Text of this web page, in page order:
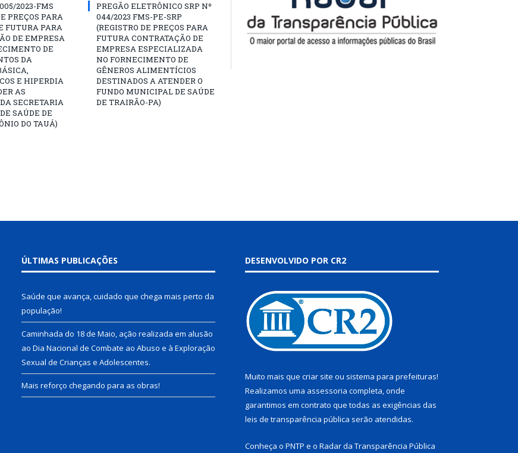
2023-FMS
PREÇOS PARA
FUTURA PARA
DE EMPRESA
DE
DA
E HIPERDIA
AS
SECRETARIA
SAÚDE DE
DO TAUÁ)
PREGÃO ELETRÔNICO SRP Nº
044/2023 FMS-PE-SRP
(REGISTRO DE PREÇOS PARA
FUTURA CONTRATAÇÃO DE
EMPRESA ESPECIALIZADA
NO FORNECIMENTO DE
GÊNEROS ALIMENTÍCIOS
DESTINADOS A ATENDER O
FUNDO MUNICIPAL DE SAÚDE
DE TRAIRÃO-PA)
ÚLTIMAS PUBLICAÇÕES
Saúde que avança, cuidado que chega mais perto da
população!
Caminhada do 18 de Maio, ação realizada em alusão
ao Dia Nacional de Combate ao Abuso e à Exploração
Sexual de Crianças e Adolescentes.
Mais reforço chegando para as obras!
DESENVOLVIDO POR CR2
Muito mais que criar site ou sistema para prefeituras!
Realizamos uma assessoria completa, onde
garantimos em contrato que todas as exigências das
leis de transparência pública serão atendidas.
Conheça o PNTP e o Radar da Transparência Pública